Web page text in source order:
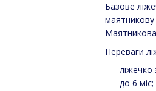
Базове
Переваги
ліжечко
до 6 міс;